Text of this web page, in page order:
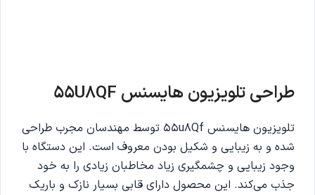
طراحی تلویزیون هایسنس 55U8QF
تلویزیون هایسنس 55u8Qf توسط مهندسان مجرب طراحی
شده و به زیبایی و شکیل بودن معروف است. این دستگاه با
وجود زیبایی و چشمگیری زیاد مخاطبان زیادی را به خود
جذب می‌کند. این محصول دارای قابی بسیار نازک و باریک